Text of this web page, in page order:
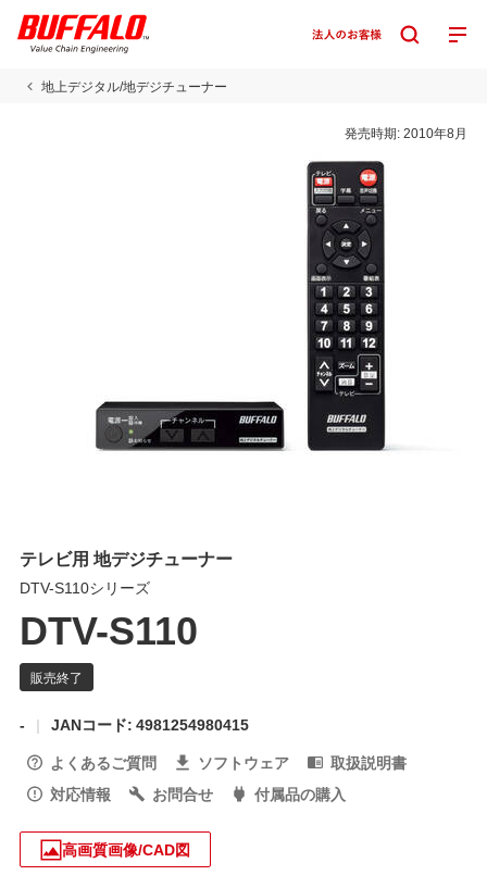
地上デジタル/地デジチューナー
発売時期:2010年8月
テレビ用 地デジチューナー
DTV-S110シリーズ
DTV-S110
-
JANコード: 4981254980415
よくあるご質問
ソフトウェア
取扱説明書
対応情報
お問合せ 付属品の購入
高画質画像/CAD図